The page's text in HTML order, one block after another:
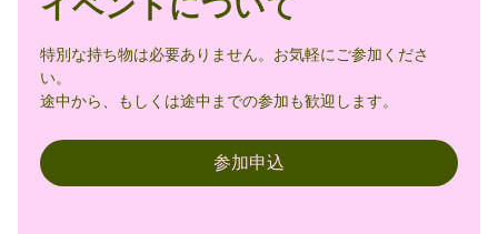
特別な持ち物は必要ありません。お気軽にご参加くださ
い。
途中から、もしくは途中までの参加も歓迎します。
参加申込